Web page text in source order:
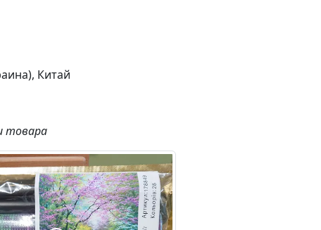
Китай
товара